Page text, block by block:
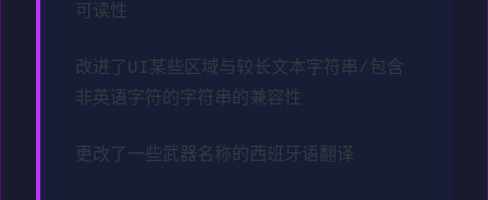
可读性
改进了UI某些区域与较长文本字符串/包含
非英语字符的字符串的兼容性
更改了一些武器名称的西班牙语翻译